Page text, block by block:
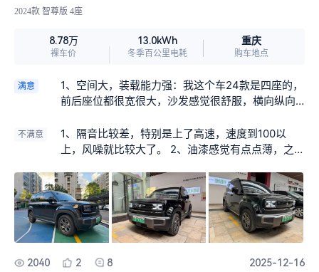
2024款 智尊版 4座
8.78万
裸车价
13.0kWh
冬季百公里电耗
重庆
购车地点
满意
1、空间大，装载能力强：我这个车24款是四座的，
前后座位都很宽很大，沙发感觉很舒服，横向纵向
力特别强，基本上可以说无所不能吧。 2、车是SU
V，底盘高，视野高，视野好，特别是堵车的时候，
是SUV，已经习惯这样的驾驶体验，所以这次买电
车还是选择买SUV。 3、这个车出行成本很低，省
油省钱省电，电价不贵，每公里出行成本还不到1毛
钱。 4、电车提速快，转向也很轻盈，感觉比油车
在驾驶体验这一块确实要进步很多。女孩子、老年
人开起来都会感觉很轻松。
不满意
1、隔音比较差，特别是上了高速，速度到100以
上，风噪就比较大了。 2、油漆感觉有点点薄，之
3、续航一般吧，电池不够大，能耗管理也不够好，
续航差点意思。
2040 2 8 2025-12-16